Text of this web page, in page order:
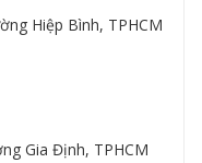
Hà Nội
Hà Nội